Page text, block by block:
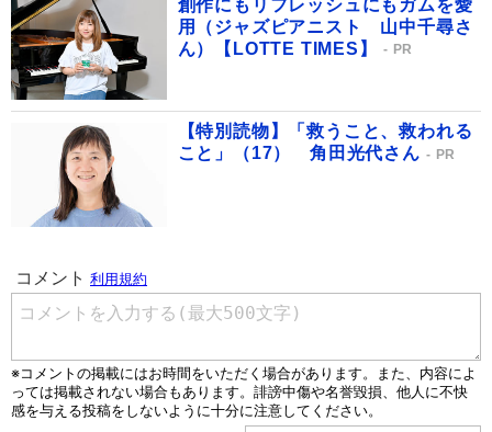
創作にもリフレッシュにもガムを愛
用（ジャズピアニスト 山中千尋さ
ん）【LOTTE TIMES】
PR
【特別読物】「救うこと、救われる
こと」（17） 角田光代さん
PR